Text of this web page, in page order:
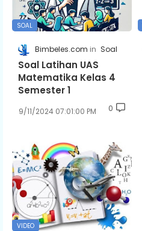
SOAL
Bimbeles.com Soal
Soal Latihan UAS
Matematika Kelas 4
Semester 1
9/11/2024 07:01:00 PM 0
VIDEO